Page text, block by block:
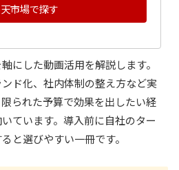
市場で探す
にした動画活用を解説します。
ド化、社内体制の整え方など実
られた予算で効果を出したい経
ています。導入前に自社のター
と選びやすい一冊です。